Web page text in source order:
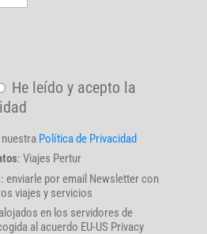
He leído y acepto la
Política de Privacidad
: Viajes Pertur
: enviarle por email Newsletter con
viajes y servicios
en los servidores de
al acuerdo EU-US Privacy